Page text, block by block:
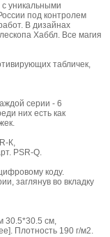
с уникальными
под контролем
В дизайнах
Хаббл. Все магия
табличек,
серии - 6
них есть как
К,
PSR-Q.
коду.
заглянув во вкладку
30.5*30.5 см,
Плотность 190 г/м2.